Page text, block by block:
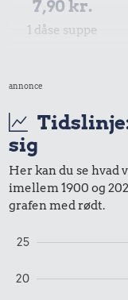
7,90 kr.
1 dåse suppe
Priser i 2024
6,87 kr.
annonce
sig
Her kan du se hvad
imellem 1900 og
grafen med rødt.
20
25